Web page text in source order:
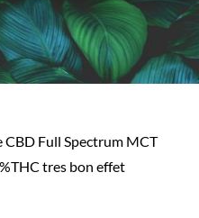
Full Spectrum MCT
tres bon effet